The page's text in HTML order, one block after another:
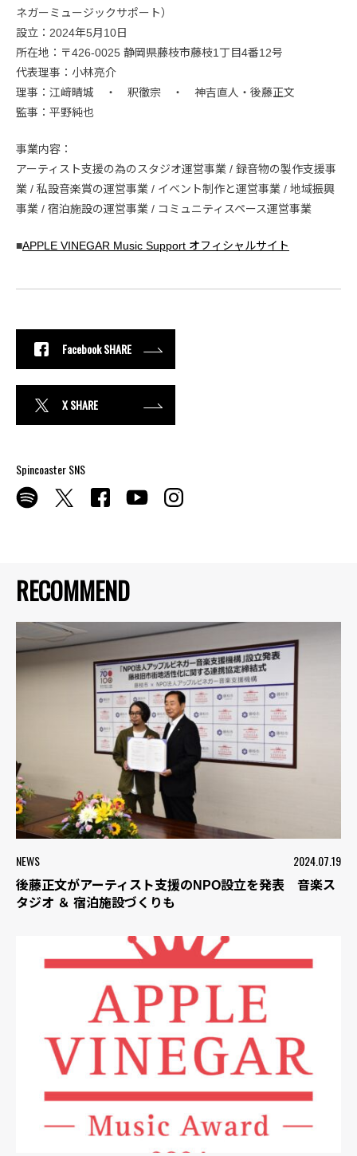
RECOMMEND
NEWS 2024.07.19
後藤正文がアーティスト支援のNPO設立を発表 音楽ス
タジオ ＆ 宿泊施設づくりも
ネガーミュージックサポート）
設立：2024年5月10日
所在地：〒426-0025 静岡県藤枝市藤枝1丁目4番12号
代表理事：小林亮介
理事：江﨑晴城 ・ 釈徹宗 ・ 神吉直人・後藤正文
監事：平野純也
事業内容：
アーティスト支援の為のスタジオ運営事業 / 録音物の製作支援事
業 / 私設音楽賞の運営事業 / イベント制作と運営事業 / 地域振興
事業 / 宿泊施設の運営事業 / コミュニティスペース運営事業
■APPLE VINEGAR Music Support オフィシャルサイト
Facebook SHARE
X SHARE
Spincoaster SNS